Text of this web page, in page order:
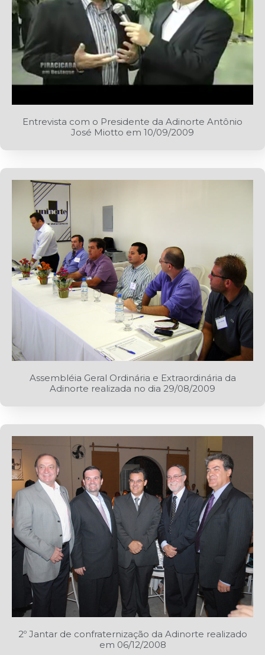
Entrevista com o Presidente da Adinorte Antônio
José Miotto em 10/09/2009
Assembléia Geral Ordinária e Extraordinária da
Adinorte realizada no dia 29/08/2009
2º Jantar de confraternização da Adinorte realizado
em 06/12/2008